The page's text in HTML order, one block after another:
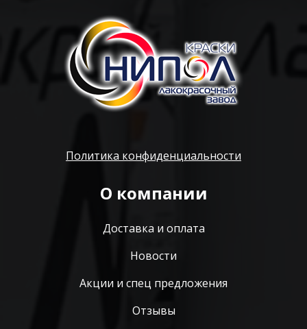
Политика конфиденциальности
О компании
Доставка и оплата
Новости
Акции и спец предложения
Отзывы